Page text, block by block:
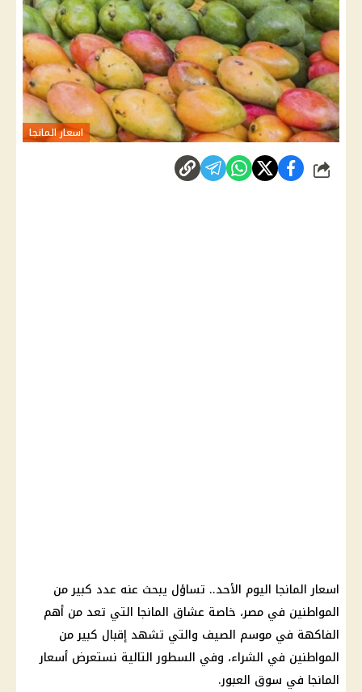
اسعار المانجا
شارك
اسعارالمانجا اليوم الأحد.. تساؤل يبحث عنه عدد كبير من
المواطنين في مصر، خاصة عشاق المانجا التي تعد من أهم
الفاكهة في موسم الصيف والتي تشهد إقبال كبير من
المواطنين في الشراء، وفي السطور التالية نستعرض أسعار
المانجا في سوق العبور.